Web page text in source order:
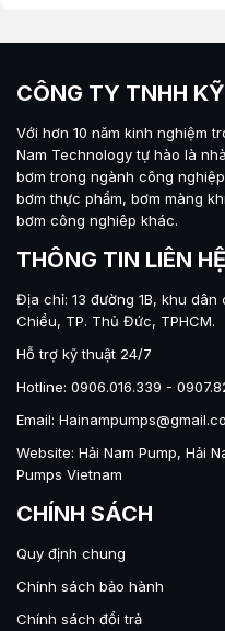
CÔNG TY TNHH
Với hơn 10 năm kinh nghiệm
Nam Technologytự hào là
bơm trong ngành công
bơm thực phẩm, bơm màng
bơm công nghiêp khác.
THÔNG TIN LIÊN HỆ
Địa chỉ: 13 đường 1B, khu
Chiểu, TP. Thủ Đức, TPHCM.
Hỗ trợ kỹ thuật 24/7
Hotline: 0906.016.339 -
Email:
Website: Hải Nam Pump, Hải
Pumps Vietnam
CHÍNH SÁCH
Quy định chung
Chính sách bảo hành
Chính sách đổi trả